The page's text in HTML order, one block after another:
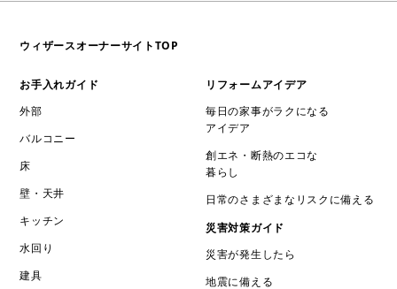
ウィザースオーナーサイトTOP
お手入れガイド
外部
バルコニー
床
壁・天井
キッチン
水回り
建具
リフォームアイデア
毎日の家事がラクになる
アイデア
創エネ・断熱のエコな
暮らし
日常のさまざまなリスクに備える
災害対策ガイド
災害が発生したら
地震に備える